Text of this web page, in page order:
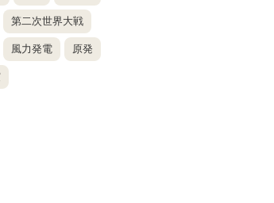
第二次世界大戦
風力発電 原発